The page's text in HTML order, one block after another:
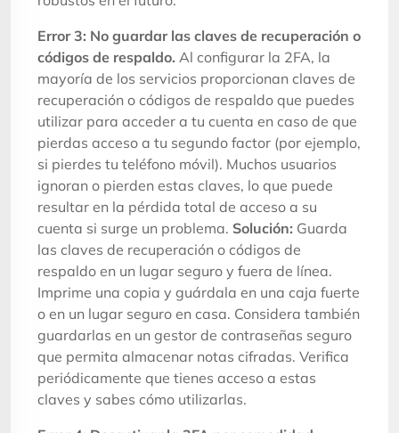
Error 3: No guardar las claves de recuperación o
códigos de respaldo. Al configurar la 2FA, la
mayoría de los servicios proporcionan claves de
recuperación o códigos de respaldo que puedes
utilizar para acceder a tu cuenta en caso de que
pierdas acceso a tu segundo factor (por ejemplo,
si pierdes tu teléfono móvil). Muchos usuarios
ignoran o pierden estas claves, lo que puede
resultar en la pérdida total de acceso a su
cuenta si surge un problema. Solución: Guarda
las claves de recuperación o códigos de
respaldo en un lugar seguro y fuera de línea.
Imprime una copia y guárdala en una caja fuerte
o en un lugar seguro en casa. Considera también
guardarlas en un gestor de contraseñas seguro
que permita almacenar notas cifradas. Verifica
periódicamente que tienes acceso a estas
claves y sabes cómo utilizarlas.